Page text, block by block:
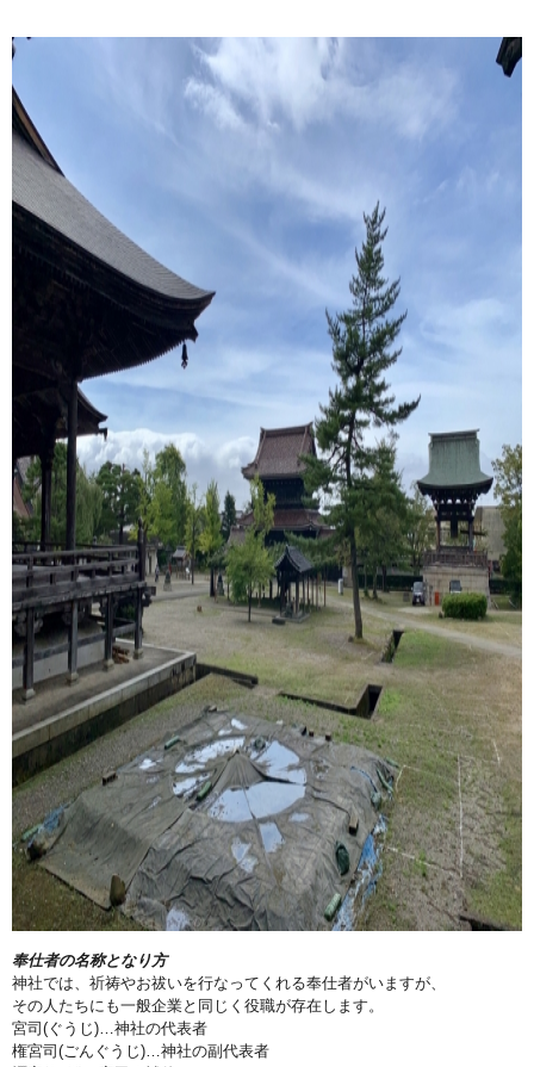
奉仕者の名称となり方
神社では、祈祷やお祓いを行なってくれる奉仕者がいますが、
その人たちにも一般企業と同じく役職が存在します。
宮司(ぐうじ)…神社の代表者
権宮司(ごんぐうじ)…神社の副代表者